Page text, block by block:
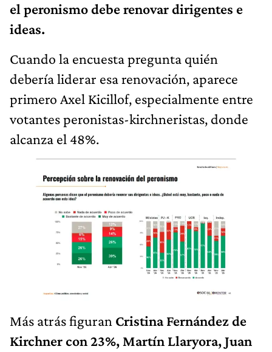
el peronismo debe renovar dirigentes e
ideas.
Cuando la encuesta pregunta quién
debería liderar esa renovación, aparece
primero Axel Kicillof, especialmente entre
votantes peronistas-kirchneristas, donde
alcanza el 48%.
Más atrás figuran Cristina Fernández de
Kirchner con 23%, Martín Llaryora, Juan